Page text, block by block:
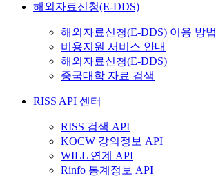
해외자료신청(E-DDS)
해외자료신청(E-DDS) 이용 방법
비용지원 서비스 안내
해외자료신청(E-DDS)
중국대학 자료 검색
RISS API 센터
RISS 검색 API
KOCW 강의정보 API
WILL 연계 API
Rinfo 통계정보 API